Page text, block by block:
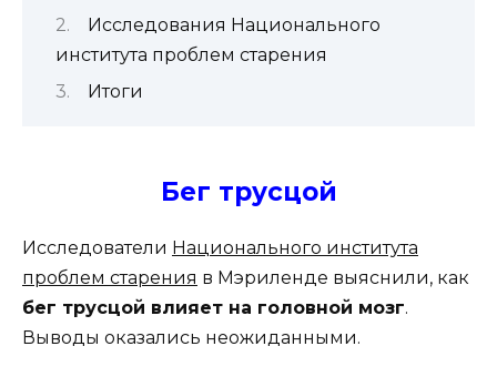
Исследования Национального
института проблем старения
Итоги
Бег трусцой
Исследователи Национального института
проблем старения в Мэриленде выяснили, как
бег трусцой влияет на головной мозг.
Выводы оказались неожиданными.